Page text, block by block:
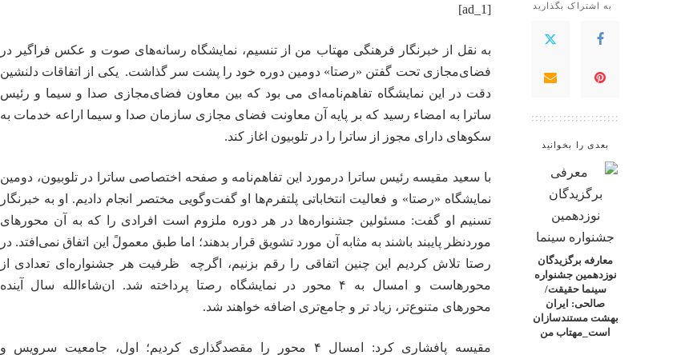
به اشتراک بگذارید
بعدی را بخوانید
معارفه برگزیدگان
نوزدهمین جشنواره
سینما حقیقت/
صالحی: ایران
بهشت مستندسازان
است_مهتاب من
[ad_1]
به نقل از خبرنگار فرهنگی مهتاب من از تنسیم،‌ نمایشگاه رسانه‌های صوت و عکس فراگیر در
فضای‌مجازی تحت گفتن «رصتا» دومین دوره خود را پشت سر گذاشت. یکی از اتفاقات دلنشین
دقت در این نمایشگاه تفاهم‌نامه‌ای می بود که بین معاون فضای‌مجازی صدا و سیما و رئیس
ساترا به امضاء رسید که بر پایه آن معاونت فضای مجازی سازمان صدا و سیما اراعه خدمات به
سکوهای دارای مجوز از ساترا را در تلوبیون اغاز کند.
با سعید مقیسه رئیس ساترا درمورد این تفاهم‌نامه و صفحه اختصاصی ساترا در تلوبیون، دومین
نمایشگاه «رصتا» و فعالیت انتخاباتی پلتفرم‌ها او گفت‌وگویی مختصر انجام دادیم. او به خبرنگار
تسنیم او گفت: مسئولین‌ جشنواره‌ها در هر دوره ملزوم است افرادی را که به آن محورهای
موردنظر پایبند باشند به مثابه آن مورد تشویق قرار بدهند؛ اما طبق معمولً این اتفاق نمی‌افتد. در
رصتا تلاش کردیم این چنین اتفاقی را رقم بزنیم، اگرچه ظرفیت هر جشنواره‌ای تعدادی از
محورهاست و امسال به ۴ محور در نمایشگاه رصتا پرداخته شد. ان‌شاءالله سال آینده
محورهای متنوع‌تر، زیاد تر و جامع‌تری اضافه خواهند شد.
مقیسه پافشاری کرد: امسال ۴ محور را مقصد‌گذاری کردیم؛ اول، جامعیت سرویس و